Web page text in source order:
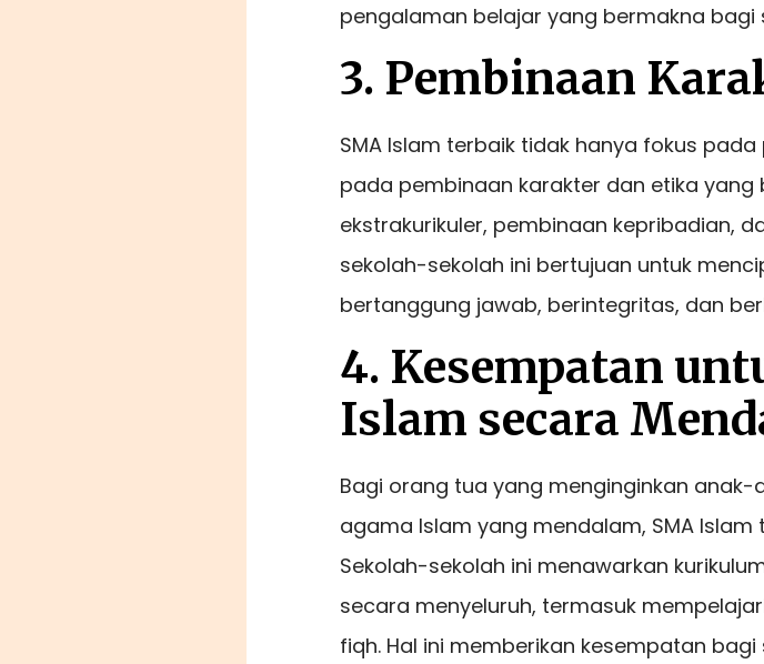
pengalaman belajar yang bermakna bagi
3. Pembinaan
SMA Islam terbaik tidak hanya fokus
pada pembinaan karakter dan etika yang
ekstrakurikuler, pembinaan kepribadian,
sekolah-sekolah ini bertujuan untuk
bertanggung jawab, berintegritas, dan
4. Kesempatan
Islam secara
Bagi orang tua yang menginginkan
agama Islam yang mendalam, SMA
Sekolah-sekolah ini menawarkan
secara menyeluruh, termasuk
fiqh. Hal ini memberikan kesempatan